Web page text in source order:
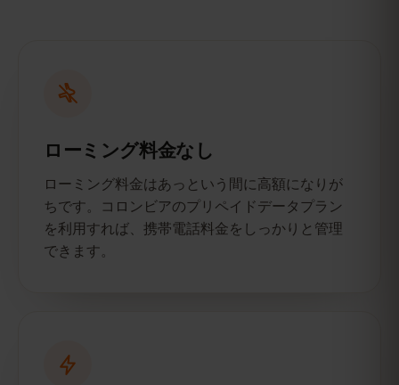
ローミング料金なし
ローミング料金はあっという間に高額になりが
ちです。コロンビアのプリペイドデータプラン
を利用すれば、携帯電話料金をしっかりと管理
できます。